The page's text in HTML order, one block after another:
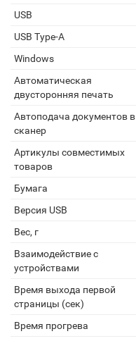
USB
USB Type-A
Windows
Автоматическая
двусторонняя печать
Автоподача документов в
сканер
Артикулы совместимых
товаров
Бумага
Версия USB
Вес, г
Взаимодействие с
устройствами
Время выхода первой
страницы (сек)
Время прогрева